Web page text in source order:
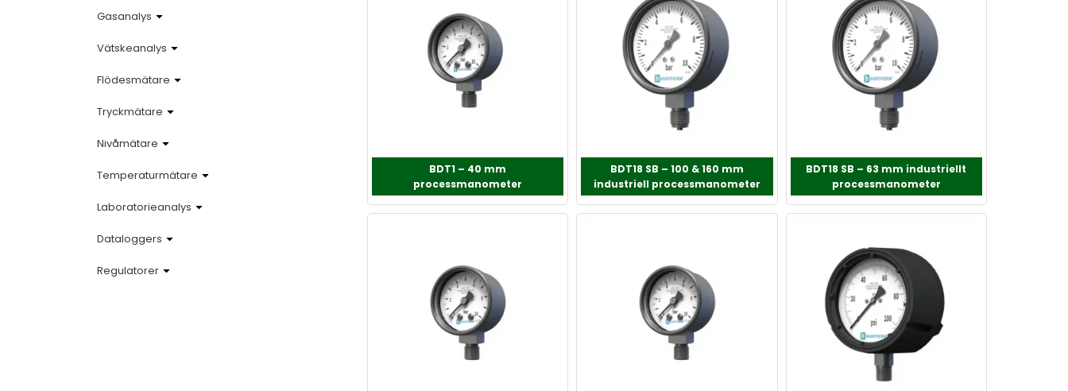
Gasanalys
Vätskeanalys
Flödesmätare
Tryckmätare
Nivåmätare
Temperaturmätare
Laboratorieanalys
Dataloggers
Regulatorer
BDT1 – 40 mm
processmanometer
BDT18 SB – 100 & 160 mm
industriell processmanometer
BDT18 SB – 63 mm industriellt
processmanometer